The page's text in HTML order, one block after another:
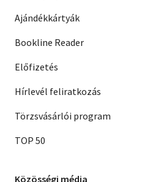
Ajándékkártyák
Bookline Reader
Előfizetés
Hírlevél feliratkozás
Törzsvásárlói program
TOP 50
Közösségi média